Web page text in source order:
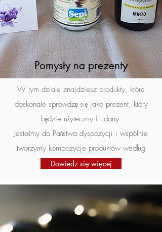
Dodaj do koszyka
Dodaj do koszyka
Dodaj do koszyka
Pomysły na prezenty
W tym dziale znajdziesz produkty, które
doskonale sprawdzą się jako prezent, który
będzie użyteczny i udany.
Jesteśmy do Państwa dyspozycji i wspólnie
tworzymy kompozycje produktów według
Państwa życzeń.
Dowiedz się więcej